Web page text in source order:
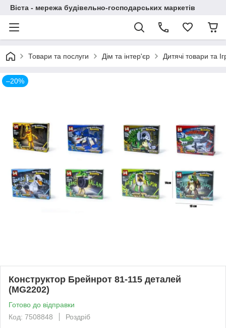
Віста - мережа будівельно-господарських маркетів
Товари та послуги Дім та інтер'єр Дитячі товари та
–20%
Конструктор Брейнрот 81-115 деталей
(MG2202)
Готово до відправки
Код: 7508848
Роздріб